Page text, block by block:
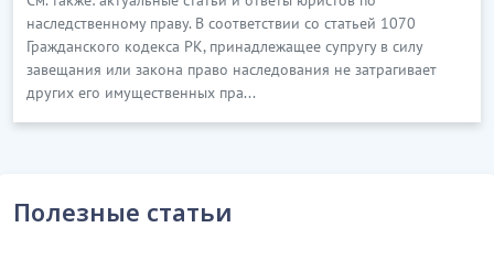
наследственному праву. В соответствии со статьей 1070
Гражданского кодекса РК, принадлежащее супругу в силу
завещания или закона право наследования не затрагивает
других его имущественных пра...
Полезные статьи